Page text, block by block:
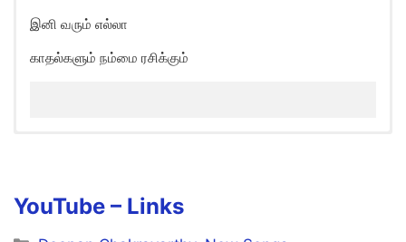
இனி வரும் எல்லா
காதல்களும் நம்மை ரசிக்கும்
Hey! Arivai Penne…
YouTube – Links